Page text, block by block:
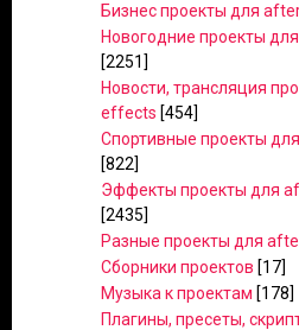
Бизнес проекты для
Новогодние проекты
[2251]
Новости, трансляция
effects [454]
Спортивные проекты
[822]
Эффекты проекты для
[2435]
Разные проекты для
Сборники проектов [17]
Музыка к проектам [178]
Плагины, пресеты,